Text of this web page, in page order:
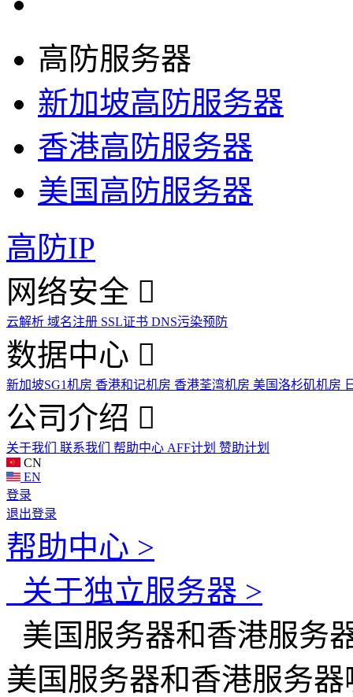
高防服务器
新加坡高防服务器
香港高防服务器
美国高防服务器
高防IP
网络安全
云解析 域名注册 SSL证书 DNS污染预防
数据中心
新加坡SG1机房 香港和记机房 香港荃湾机房 美国洛杉矶机房
公司介绍
关于我们 联系我们 帮助中心 AFF计划 赞助计划
CN
EN
登录
退出登录
帮助中心 >
关于独立服务器 >
美国服务器和香港服务
美国服务器和香港服务